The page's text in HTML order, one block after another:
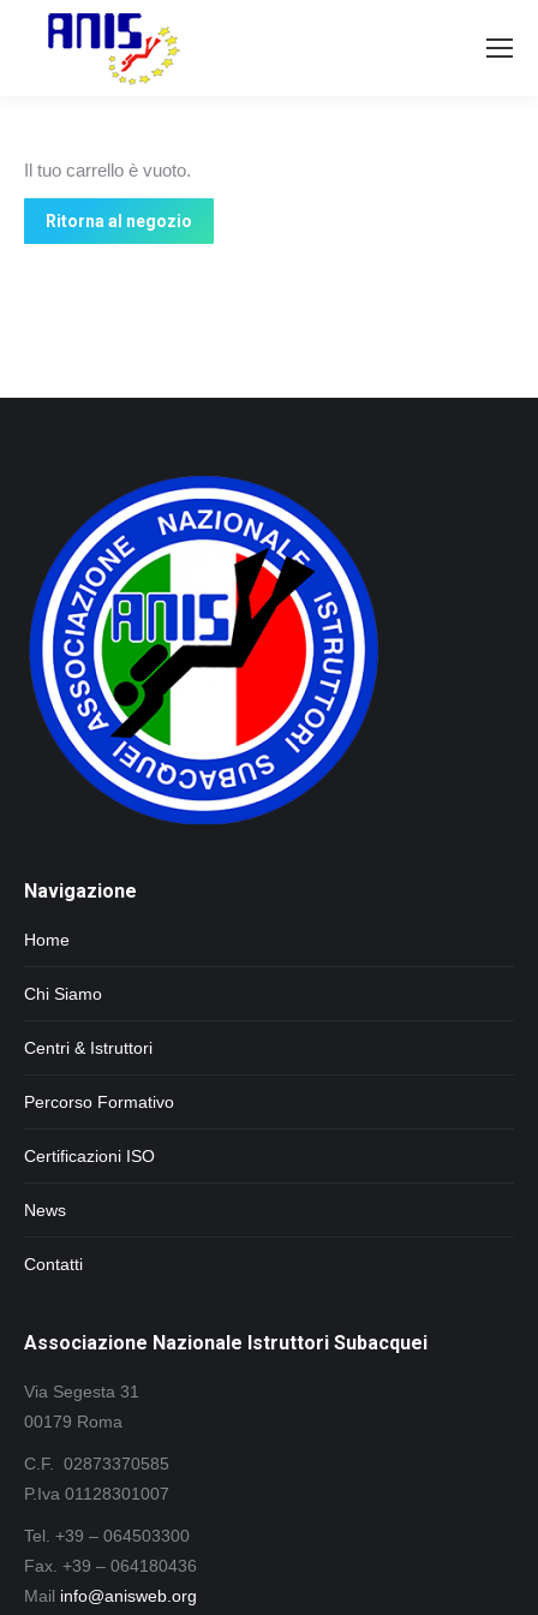
Il tuo carrello è vuoto.
Ritorna al negozio
Navigazione
Home
Chi Siamo
Centri & Istruttori
Percorso Formativo
Certificazioni ISO
News
Contatti
Associazione Nazionale Istruttori Subacquei
Via Segesta 31
00179 Roma
C.F. 02873370585
P.Iva 01128301007
Tel. +39 – 064503300
Fax. +39 – 064180436
Mail info@anisweb.org